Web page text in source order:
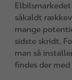
såkaldt
mange
sidste skridt.
man så
findes der